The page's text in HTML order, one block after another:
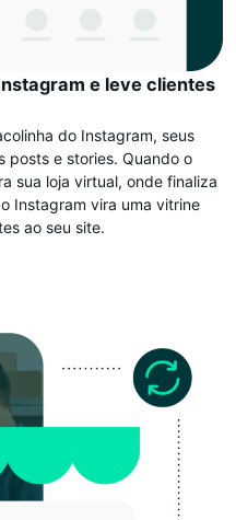
e leve clientes
do Instagram, seus
posts e stories. Quando o
sua loja virtual, onde finaliza
Instagram vira uma vitrine
ao seu site.